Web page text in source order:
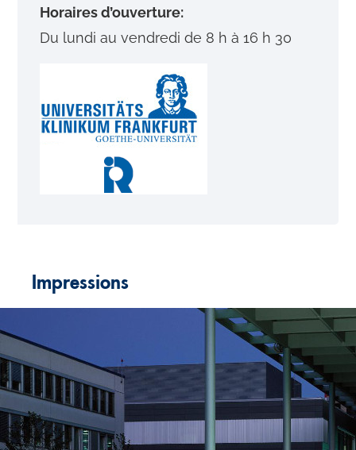
Horaires d’ouverture:
Du lundi au vendredi de 8 h à 16 h 30
Impressions